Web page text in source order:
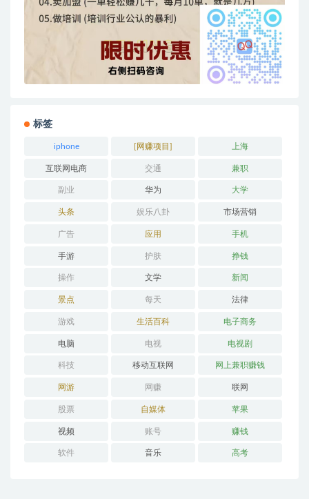
标签
iphone [网赚项目] 上海
互联网电商 交通 兼职
副业 华为 大学
头条 娱乐八卦 市场营销
广告 应用 手机
手游 护肤 挣钱
操作 文学 新闻
景点 每天 法律
游戏 生活百科 电子商务
电脑 电视 电视剧
科技 移动互联网 网上兼职赚钱
网游 网赚 联网
股票 自媒体 苹果
视频 账号 赚钱
软件 音乐 高考